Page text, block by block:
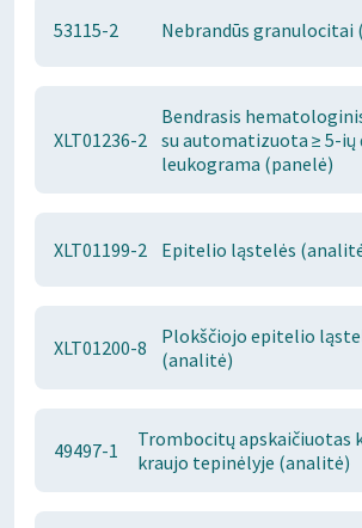
53115-2 Nebrandūs granulocitai
XLT01236-2
Bendrasis
su automatizuota ≥ 5-ių
leukograma (panelė)
XLT01199-2 Epitelio ląstelės
XLT01200-8
Plokščiojo epitelio
(analitė)
49497-1
Trombocitų apskaičiuotas
kraujo tepinėlyje (analitė)